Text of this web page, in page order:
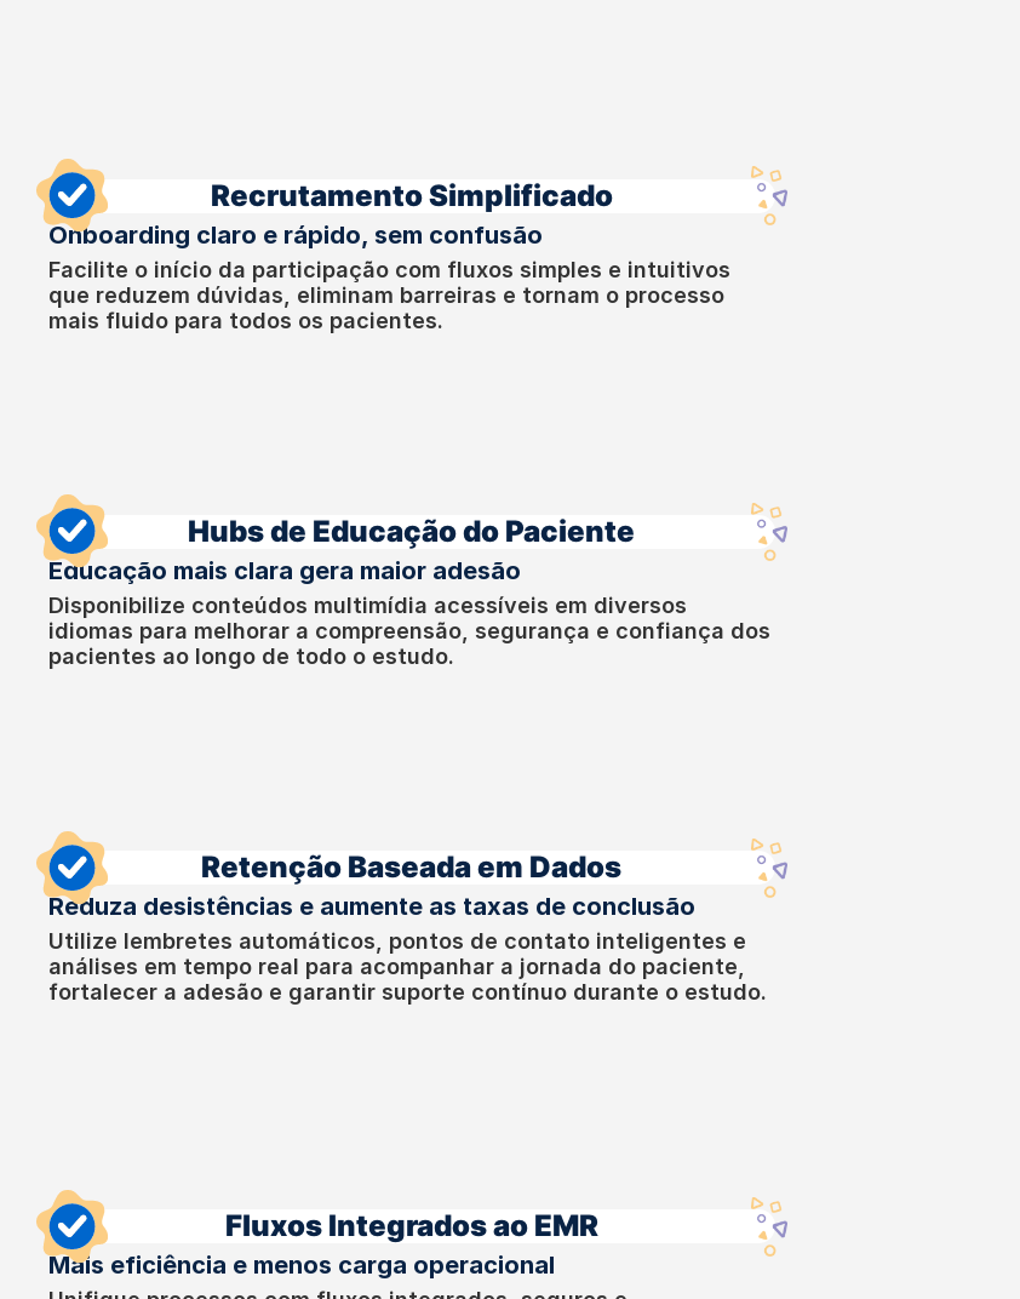
Recrutamento Simplificado
Onboarding claro e rápido, sem confusão
Facilite o início da participação com fluxos simples e intuitivos
que reduzem dúvidas, eliminam barreiras e tornam o processo
mais fluido para todos os pacientes.
Hubs de Educação do Paciente
Educação mais clara gera maior adesão
Disponibilize conteúdos multimídia acessíveis em diversos
idiomas para melhorar a compreensão, segurança e confiança dos
pacientes ao longo de todo o estudo.
Retenção Baseada em Dados
Reduza desistências e aumente as taxas de conclusão
Utilize lembretes automáticos, pontos de contato inteligentes e
análises em tempo real para acompanhar a jornada do paciente,
fortalecer a adesão e garantir suporte contínuo durante o estudo.
Fluxos Integrados ao EMR
Mais eficiência e menos carga operacional